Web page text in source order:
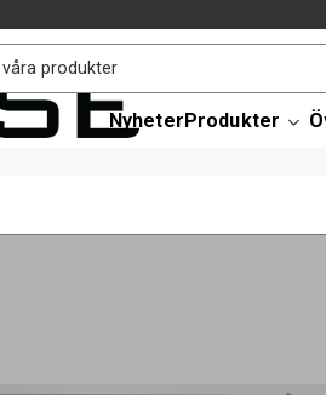
NyheterProdukter